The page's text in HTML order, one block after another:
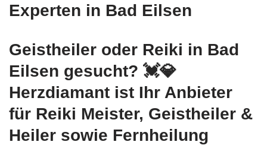
Experten in Bad Eilsen
Geistheiler oder Reiki in Bad
Eilsen gesucht? 💓️💎
Herzdiamant ist Ihr Anbieter
für Reiki Meister, Geistheiler &
Heiler sowie Fernheilung